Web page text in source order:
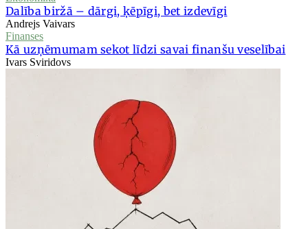
Dalība biržā – dārgi, ķēpīgi, bet izdevīgi
Andrejs Vaivars
Finanses
Kā uzņēmumam sekot līdzi savai finanšu veselībai
Ivars Sviridovs